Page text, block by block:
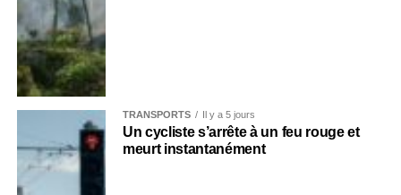
TRANSPORTS Il y a 5 jours
Un cycliste s’arrête à un feu rouge et
meurt instantanément